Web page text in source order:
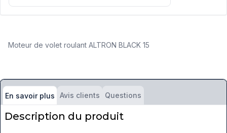
Moteur de volet roulant ALTRON BLACK 15
En savoir plus Avis clients Questions
Description du produit